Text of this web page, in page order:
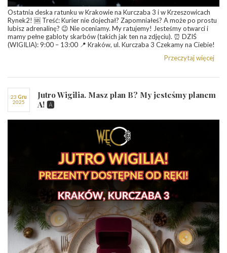
Ostatnia deska ratunku w Krakowie na Kurczaba 3 i w Krzeszowicach
Rynek2! 🆘 Treść: Kurier nie dojechał? Zapomniałeś? A może po prostu
lubisz adrenalinę? 😉 Nie oceniamy. My ratujemy! Jesteśmy otwarci i
mamy pełne gabloty skarbów (takich jak ten na zdjęciu). ⏰ DZIŚ
(WIGILIA): 9:00 – 13:00 📍 Kraków, ul. Kurczaba 3 Czekamy na Ciebie!
Przeczytaj więcej
23
gru
2025
Jutro Wigilia. Masz plan B? My jesteśmy planem
A! 🅰️